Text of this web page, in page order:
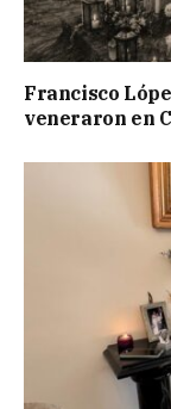
Francisco
veneraron en